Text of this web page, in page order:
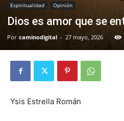
Espiritualidad Opinión
Dios es amor que se
Por caminodigital - 27 mayo, 2026
Ysis Estrella Román